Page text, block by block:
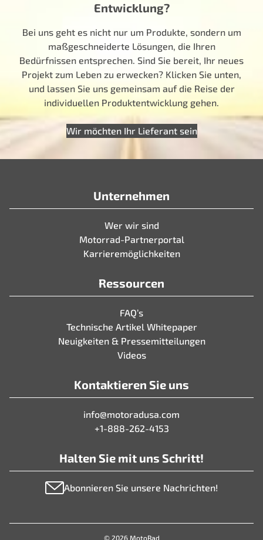
Entwicklung?
Bei uns geht es nicht nur um Produkte, sondern um
maßgeschneiderte Lösungen, die Ihren
Bedürfnissen entsprechen. Sind Sie bereit, Ihr neues
Projekt zum Leben zu erwecken? Klicken Sie unten,
und lassen Sie uns gemeinsam auf die Reise der
individuellen Produktentwicklung gehen.
Wir möchten Ihr Lieferant sein
Unternehmen
Wer wir sind
Motorrad-Partnerportal
Karrieremöglichkeiten
Ressourcen
FAQ’s
Technische Artikel Whitepaper
Neuigkeiten & Pressemitteilungen
Videos
Kontaktieren Sie uns
info@motoradusa.com
+1-888-262-4153
Halten Sie mit uns Schritt!
Abonnieren Sie unsere Nachrichten!
© 2026 MotoRad